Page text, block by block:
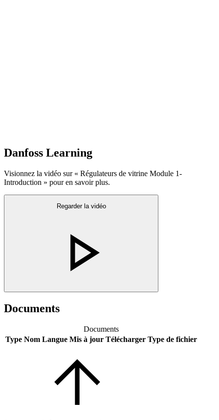
Danfoss Learning
Visionnez la vidéo sur « Régulateurs de vitrine Module 1-
Introduction » pour en savoir plus.
Regarder la vidéo
Documents
Documents
Type Nom Langue Mis à jour Télécharger Type de fichier